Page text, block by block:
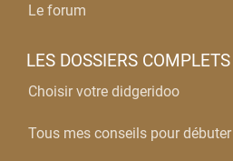
Le forum
LES DOSSIERS COMPLETS
Choisir votre didgeridoo
Tous mes conseils pour débuter